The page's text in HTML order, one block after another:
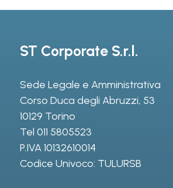
ST Corporate S.r.l.
Sede Legale e Amministrativa
Corso Duca degli Abruzzi, 53
10129 Torino
Tel 011 5805523
P.IVA 10132610014
Codice Univoco: TULURSB